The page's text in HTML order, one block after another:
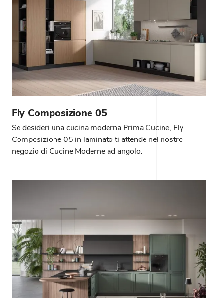
Fly Composizione 05
Se desideri una cucina moderna Prima Cucine, Fly
Composizione 05 in laminato ti attende nel nostro
negozio di Cucine Moderne ad angolo.